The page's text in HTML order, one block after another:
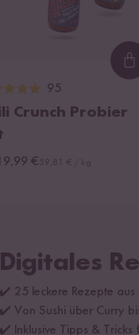
95
Crunch Probier
€
Digitales
✔️ 25 leckere Rezepte aus
✔️ Von Sushi über Curry
✔️ Inklusive Tipps & Tricks